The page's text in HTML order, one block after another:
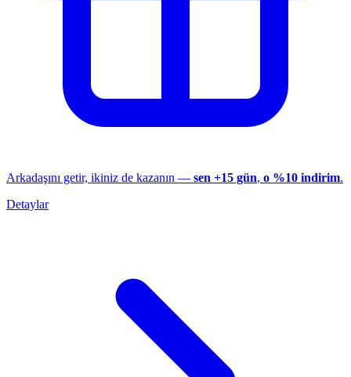
Arkadaşını getir, ikiniz de kazanın — sen +15 gün, o %10 indirim.
Detaylar